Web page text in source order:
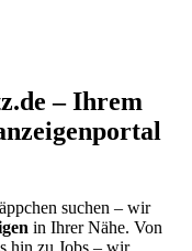
– Ihrem
suchen – wir
in Ihrer Nähe. Von